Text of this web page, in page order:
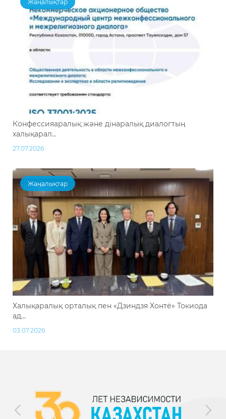
Жаңалықтар
Конфессияаралық және дінаралық диалогтың
халықарал...
27.07.2026
Жаңалықтар
Халықаралық орталық пен «Дзиндзя Хонтё» Токиода
ад...
03.07.2026